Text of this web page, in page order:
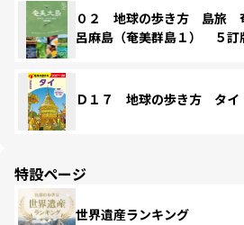
０２ 地球の歩き方 島旅
呂麻島（奄美群島１） ５訂
Ｄ１７ 地球の歩き方 タイ
特設ページ
世界遺産ランキング